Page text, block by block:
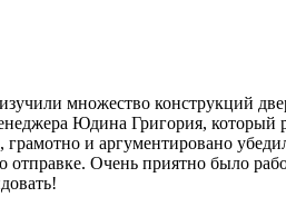
множество конструкций
Юдина Григория, который
и аргументировано
отправке. Очень приятно было